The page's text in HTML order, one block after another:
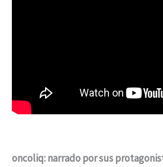
oncoliq: narrado por sus